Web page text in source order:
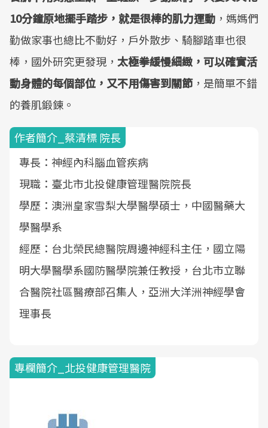
10分鐘原地擺手踏步，就是很棒的肌力運動 ，媽媽們
勤做家事也總比不動好，戶外散步、騎腳踏車也很
棒，國外研究更發現， 太極拳緩慢細緻，可以確實活
動身體的每個部位，又不用傷害到關節，是簡單不錯
的養肌鍛鍊。
作者簡介_蔡清標 院長
專長：神經內科腦血管疾病
現職：臺北市北投健康管理醫院院長
學歷：澳洲皇家雪梨大學醫學碩士，中國醫藥大
學醫學系
經歷：台北榮民總醫院周邊神經科主任，國立陽
明大學醫學系國防醫學院兼任教授，台北市立聯
合醫院社區醫療部召集人，亞洲大洋洲神經學會
理事長
專欄簡介_北投健康管理醫院